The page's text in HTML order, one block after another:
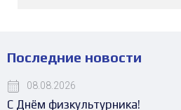
Последние новости
08.08.2026
С Днём физкультурника!